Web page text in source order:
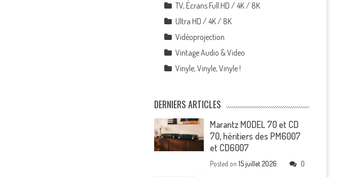
TV, Écrans Full HD / 4K / 8K
Ultra HD / 4K / 8K
Vidéoprojection
Vintage Audio & Video
Vinyle, Vinyle, Vinyle !
DERNIERS ARTICLES
Marantz MODEL 70 et CD
70, héritiers des PM6007
et CD6007
Posted on15 juillet 2026 0